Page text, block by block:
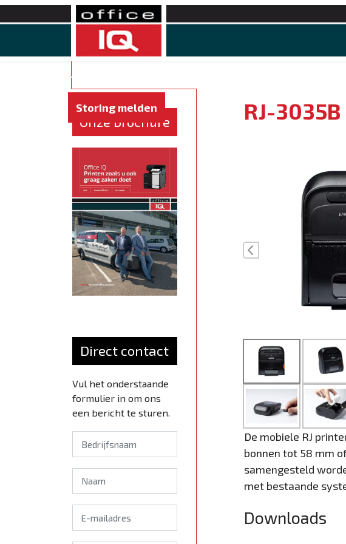
Home
Storing melden
Onze brochure
Direct contact
Vul het onderstaande
formulier in om ons
een bericht te sturen.
RJ-3035B
De mobiele RJ
bonnen tot 58 mm
samengesteld
met bestaande
Downloads